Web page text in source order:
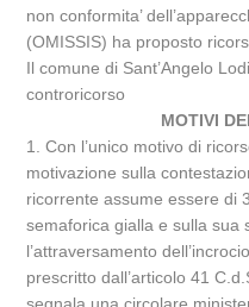
non conformita’
(OMISSIS) ha proposto
Il comune di Sant’Angelo
controricorso
MOTIVI
1. Con l’unico motivo di
motivazione sulla
ricorrente assume essere di
semaforica gialla e sulla sua
l’attraversamento
prescritto dall’articolo 41